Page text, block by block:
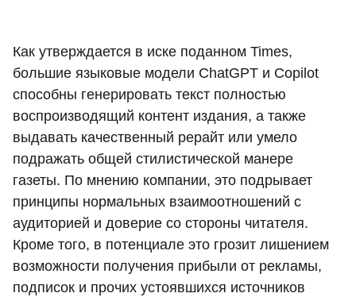
Как утверждается в иске поданном Times,
большие языковые модели ChatGPT и Copilot
способны генерировать текст полностью
воспроизводящий контент издания, а также
выдавать качественный рерайт или умело
подражать общей стилистической манере
газеты. По мнению компании, это подрывает
принципы нормальных взаимоотношений с
аудиторией и доверие со стороны читателя.
Кроме того, в потенциале это грозит лишением
возможности получения прибыли от рекламы,
подписок и прочих устоявшихся источников